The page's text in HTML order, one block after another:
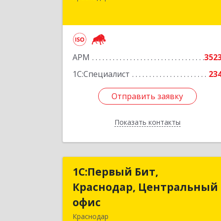
АРМ
1С:Специалист
Отправить заявку
Показать контакты
Краснодар г, Одесская ул, дом № 48,
Отправить заявку
Назад
1С:Первый Бит,
Краснодар, Центральный
офис
Краснодар
1С:Первый Бит,
Краснодар, Центральный